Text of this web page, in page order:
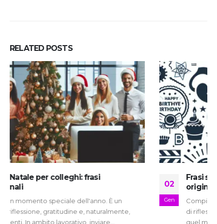
RELATED POSTS
02
Gen
Frasi semplici per auguri di 50 anni: idee
Compire 50 anni è un grande traguardo, un momento
di riflessione e celebrazione della vita vissuta fino a
quel momento....